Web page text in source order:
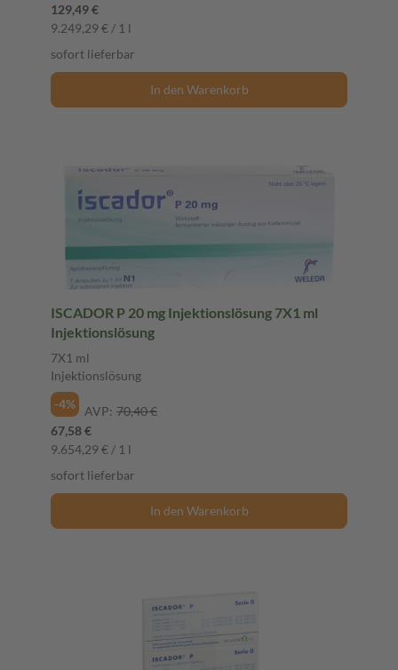
129,49 €
9.249,29 € / 1 l
sofort lieferbar
In den Warenkorb
ISCADOR P 20 mg Injektionslösung 7X1 ml
Injektionslösung
7X1 ml
Injektionslösung
-4%
AVP: 70,40 €
67,58 €
9.654,29 € / 1 l
sofort lieferbar
In den Warenkorb